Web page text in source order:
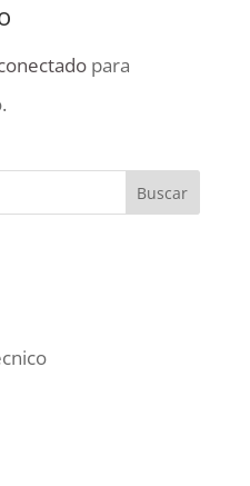
para